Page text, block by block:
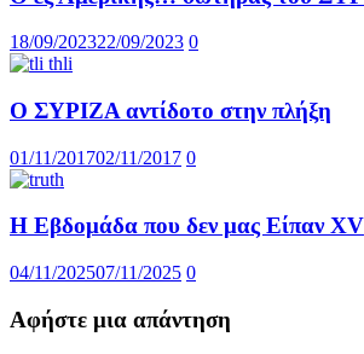
18/09/202322/09/2023 0
Ο ΣΥΡΙΖΑ αντίδοτο στην πλήξη
01/11/201702/11/2017 0
Η Εβδομάδα που δεν μας Είπαν XV
04/11/202507/11/2025 0
Αφήστε μια απάντηση